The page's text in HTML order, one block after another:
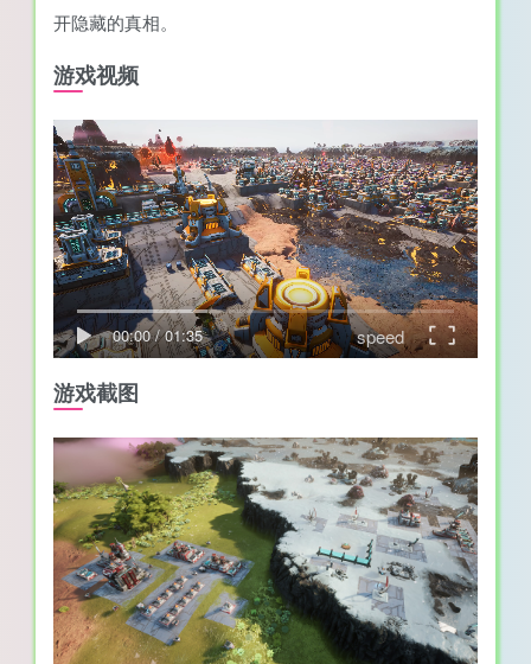
开隐藏的真相。
游戏视频
00:00/01:35 speed
游戏截图